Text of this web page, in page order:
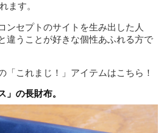
ます。
ンセプトのサイトを生み出した人
違うことが好きな個性あふれる方で
「これまじ！」アイテムはこちら！
」の長財布。